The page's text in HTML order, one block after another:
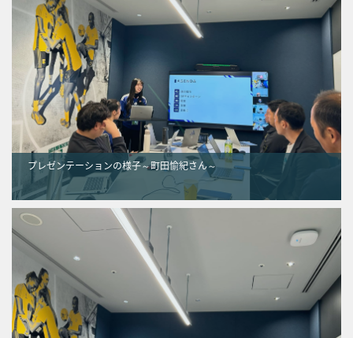
プレゼンテーションの様子～町田愉紀さん～